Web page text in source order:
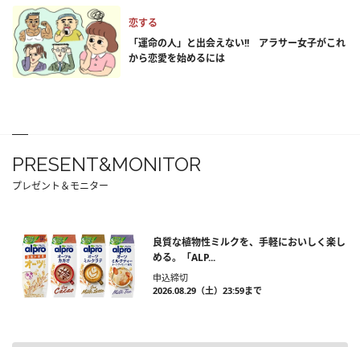
恋する
「運命の人」と出会えない!! アラサー女子がこれ
から恋愛を始めるには
PRESENT&MONITOR
プレゼント＆モニター
良質な植物性ミルクを、手軽においしく楽し
める。「ALP...
申込締切
2026.08.29（土）23:59まで